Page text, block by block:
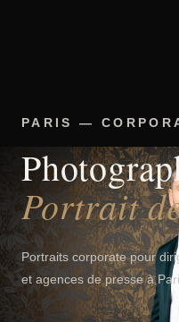
PARIS —
Portrait
Portraits corporate pour
et agences de presse à